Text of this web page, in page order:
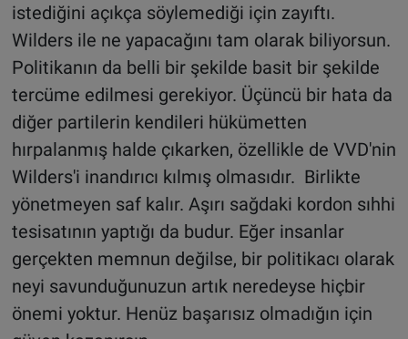
istediğini açıkça söylemediği için zayıftı.
Wilders ile ne yapacağını tam olarak biliyorsun.
Politikanın da belli bir şekilde basit bir şekilde
tercüme edilmesi gerekiyor. Üçüncü bir hata da
diğer partilerin kendileri hükümetten
hırpalanmış halde çıkarken, özellikle de VVD'nin
Wilders'i inandırıcı kılmış olmasıdır. Birlikte
yönetmeyen saf kalır. Aşırı sağdaki kordon sıhhi
tesisatının yaptığı da budur. Eğer insanlar
gerçekten memnun değilse, bir politikacı olarak
neyi savunduğunuzun artık neredeyse hiçbir
önemi yoktur. Henüz başarısız olmadığın için